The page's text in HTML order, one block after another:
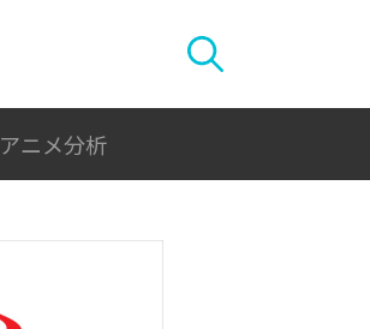
アニメ分析